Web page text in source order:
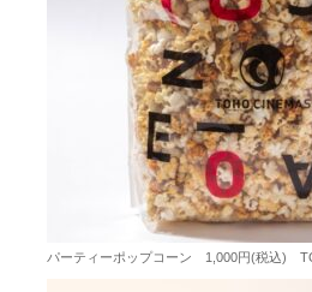
パーティーポップコーン 1,000円(税込)